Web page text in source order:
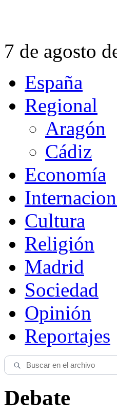
7 de agosto
España
Regional
Aragón
Cádiz
Economía
Cultura
Religión
Madrid
Sociedad
Opinión
Reportajes
Debate